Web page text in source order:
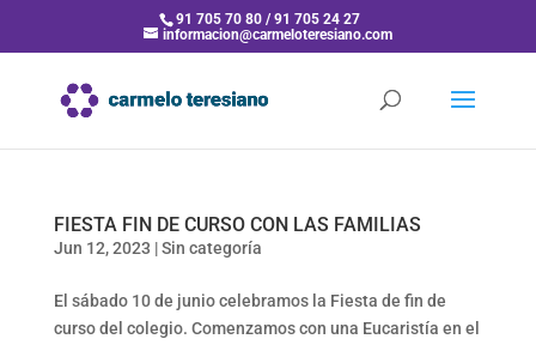
91 705 70 80 / 91 705 24 27
informacion@carmeloteresiano.com
FIESTA FIN DE CURSO CON LAS FAMILIAS
Jun 12, 2023 |Sin categoría
El sábado 10 de junio celebramos la Fiesta de fin de
curso del colegio. Comenzamos con una Eucaristía en el